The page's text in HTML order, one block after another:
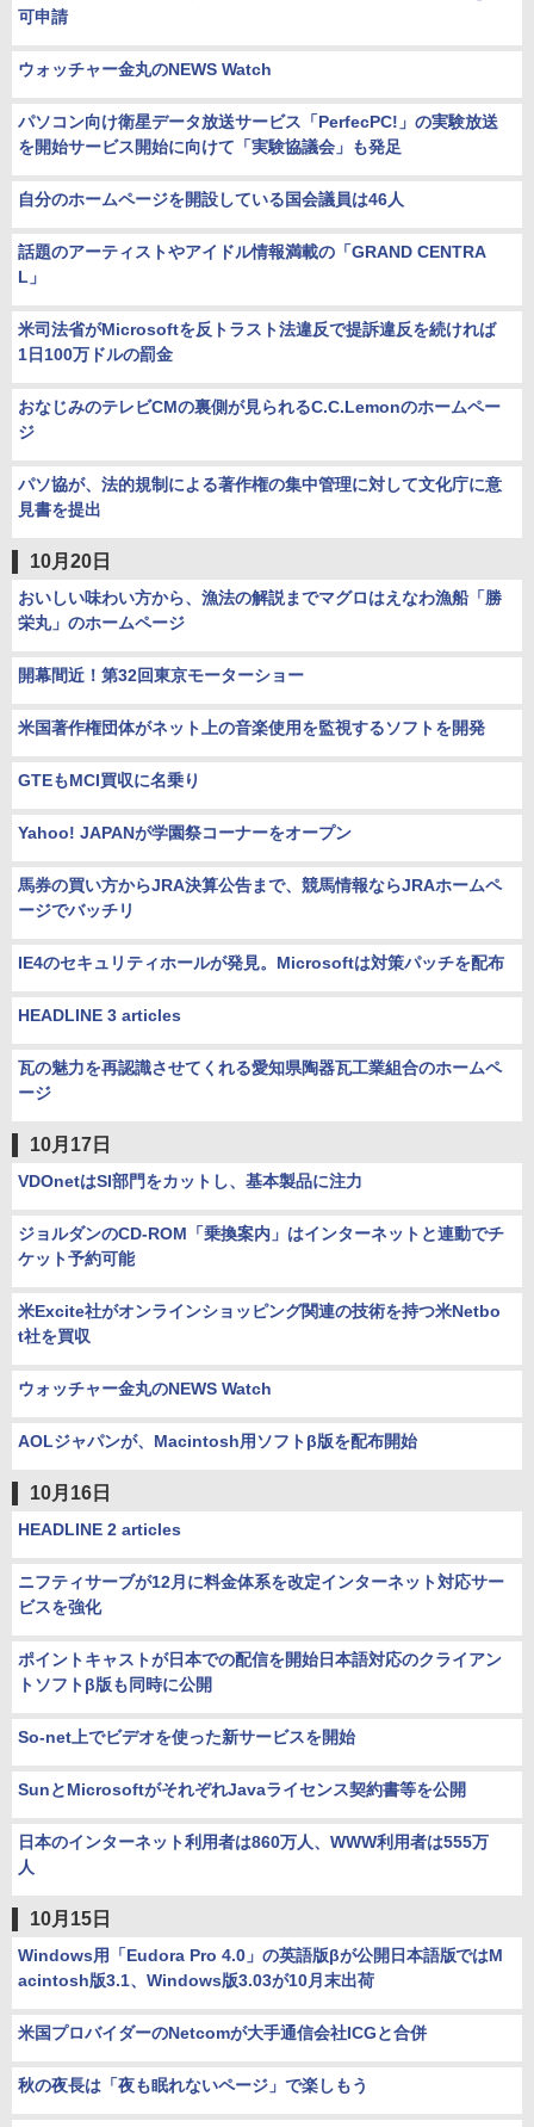
可申請
ウォッチャー金丸のNEWS Watch
パソコン向け衛星データ放送サービス「PerfecPC!」の実験放送
を開始サービス開始に向けて「実験協議会」も発足
自分のホームページを開設している国会議員は46人
話題のアーティストやアイドル情報満載の「GRAND CENTRA
L」
米司法省がMicrosoftを反トラスト法違反で提訴違反を続ければ
1日100万ドルの罰金
おなじみのテレビCMの裏側が見られるC.C.Lemonのホームペー
ジ
パソ協が、法的規制による著作権の集中管理に対して文化庁に意
見書を提出
10月20日
おいしい味わい方から、漁法の解説までマグロはえなわ漁船「勝
栄丸」のホームページ
開幕間近！第32回東京モーターショー
米国著作権団体がネット上の音楽使用を監視するソフトを開発
GTEもMCI買収に名乗り
Yahoo! JAPANが学園祭コーナーをオープン
馬券の買い方からJRA決算公告まで、競馬情報ならJRAホームペ
ージでバッチリ
IE4のセキュリティホールが発見。Microsoftは対策パッチを配布
HEADLINE 3 articles
瓦の魅力を再認識させてくれる愛知県陶器瓦工業組合のホームペ
ージ
10月17日
VDOnetはSI部門をカットし、基本製品に注力
ジョルダンのCD-ROM「乗換案内」はインターネットと連動でチ
ケット予約可能
米Excite社がオンラインショッピング関連の技術を持つ米Netbo
t社を買収
ウォッチャー金丸のNEWS Watch
AOLジャパンが、Macintosh用ソフトβ版を配布開始
10月16日
HEADLINE 2 articles
ニフティサーブが12月に料金体系を改定インターネット対応サー
ビスを強化
ポイントキャストが日本での配信を開始日本語対応のクライアン
トソフトβ版も同時に公開
So-net上でビデオを使った新サービスを開始
SunとMicrosoftがそれぞれJavaライセンス契約書等を公開
日本のインターネット利用者は860万人、WWW利用者は555万
人
10月15日
Windows用「Eudora Pro 4.0」の英語版βが公開日本語版ではM
acintosh版3.1、Windows版3.03が10月末出荷
米国プロバイダーのNetcomが大手通信会社ICGと合併
秋の夜長は「夜も眠れないページ」で楽しもう